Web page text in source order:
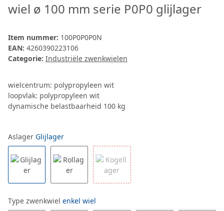
wiel ø 100 mm serie P0P0 glijlager
Item nummer: 100P0P0P0N
EAN: 4260390223106
Categorie: Industriële zwenkwielen
wielcentrum: polypropyleen wit
loopvlak: polypropyleen wit
dynamische belastbaarheid 100 kg
Aslager Glijlager
Type zwenkwiel enkel wiel